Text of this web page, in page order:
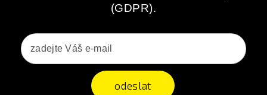
(GDPR).
odeslat